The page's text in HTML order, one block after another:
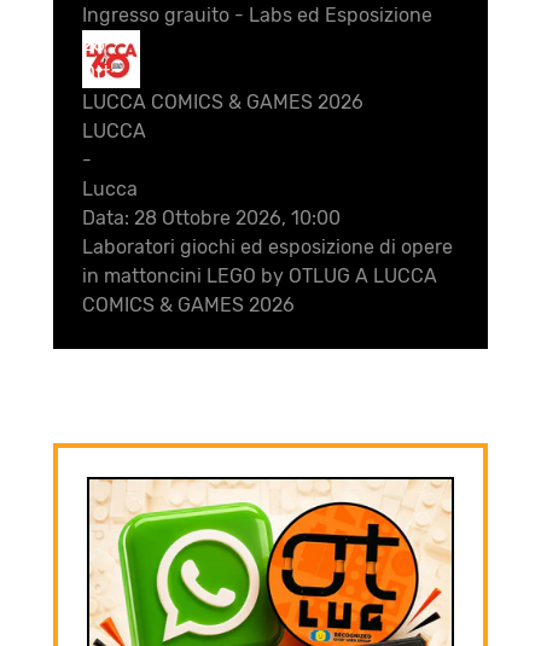
Ingresso grauito - Labs ed Esposizione
28
Ott
LUCCA COMICS & GAMES 2026
LUCCA
-
Lucca
Data: 28 Ottobre 2026, 10:00
Laboratori giochi ed esposizione di opere
in mattoncini LEGO by OTLUG A LUCCA
COMICS & GAMES 2026